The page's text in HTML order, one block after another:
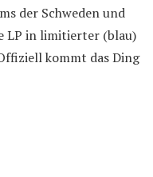
der Schweden und
LP in limitierter (blau)
kommt das Ding